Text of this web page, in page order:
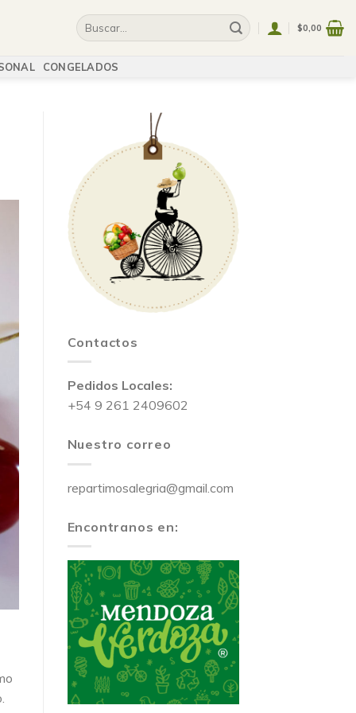
$0,00
CONGELADOS
Contactos
Pedidos Locales:
+54 9 261 2409602
Nuestro correo
repartimosalegria@gmail.com
Encontranos en: